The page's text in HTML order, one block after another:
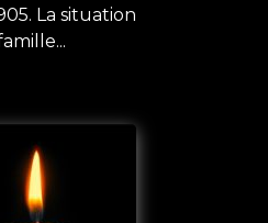
La situation